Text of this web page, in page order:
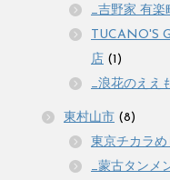
_吉野家 有楽
TUCANO'S
店 (1)
_浪花のええ
東村山市 (8)
東京チカラめ
_蒙古タンメ